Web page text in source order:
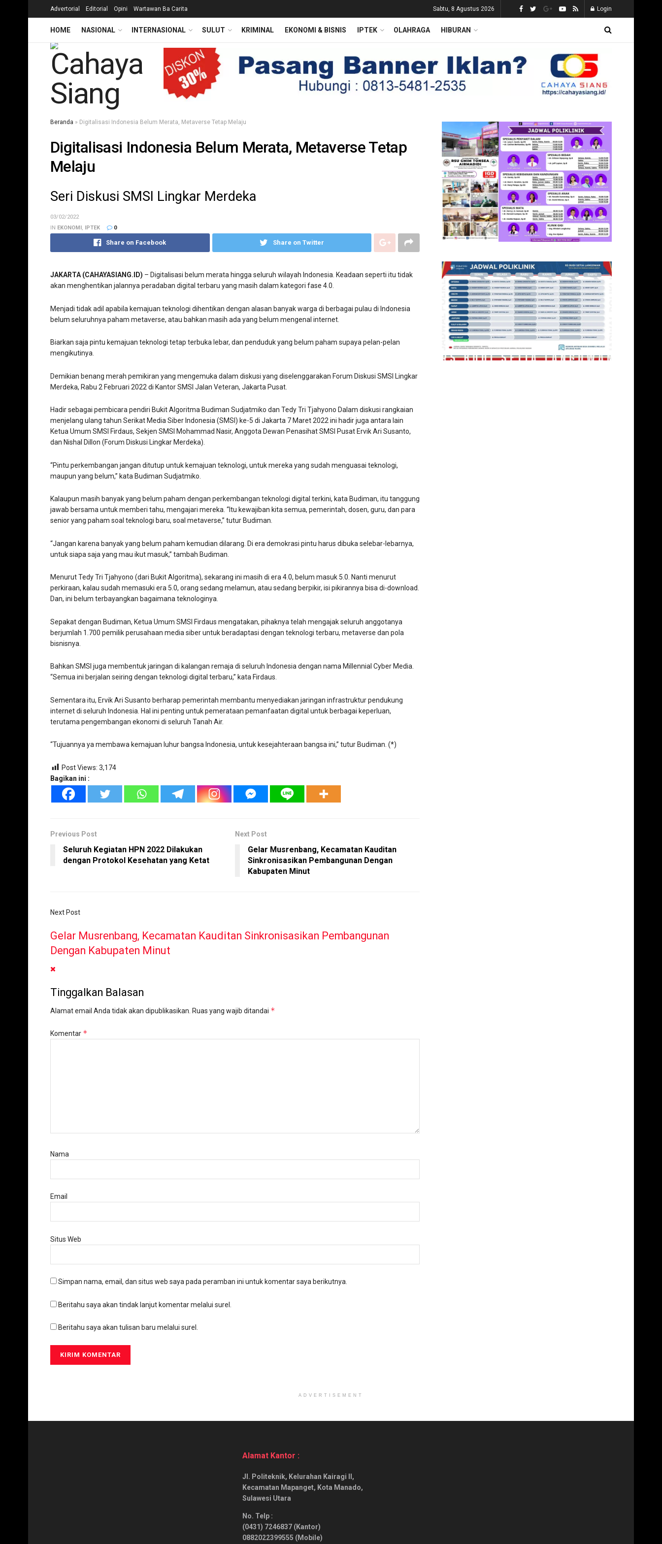
Advertorial Editorial Opini Wartawan Ba Carita Sabtu, 8 Agustus 2026 Login
HOME NASIONAL INTERNASIONAL SULUT KRIMINAL EKONOMI & BISNIS IPTEK OLAHRAGA HIBURAN
Beranda » Digitalisasi Indonesia Belum Merata, Metaverse Tetap Melaju
Digitalisasi Indonesia Belum Merata, Metaverse Tetap
Melaju
Seri Diskusi SMSI Lingkar Merdeka
03/02/2022
IN EKONOMI , IPTEK 0
Share on Facebook Share on Twitter
JAKARTA (CAHAYASIANG.ID) – Digitalisasi belum merata hingga seluruh wilayah Indonesia. Keadaan seperti itu tidak
akan menghentikan jalannya peradaban digital terbaru yang masih dalam kategori fase 4.0.
Menjadi tidak adil apabila kemajuan teknologi dihentikan dengan alasan banyak warga di berbagai pulau di Indonesia
belum seluruhnya paham metaverse, atau bahkan masih ada yang belum mengenal internet.
Biarkan saja pintu kemajuan teknologi tetap terbuka lebar, dan penduduk yang belum paham supaya pelan-pelan
mengikutinya.
Demikian benang merah pemikiran yang mengemuka dalam diskusi yang diselenggarakan Forum Diskusi SMSI Lingkar
Merdeka, Rabu 2 Februari 2022 di Kantor SMSI Jalan Veteran, Jakarta Pusat.
Hadir sebagai pembicara pendiri Bukit Algoritma Budiman Sudjatmiko dan Tedy Tri Tjahyono Dalam diskusi rangkaian
menjelang ulang tahun Serikat Media Siber Indonesia (SMSI) ke-5 di Jakarta 7 Maret 2022 ini hadir juga antara lain
Ketua Umum SMSI Firdaus, Sekjen SMSI Mohammad Nasir, Anggota Dewan Penasihat SMSI Pusat Ervik Ari Susanto,
dan Nishal Dillon (Forum Diskusi Lingkar Merdeka).
“Pintu perkembangan jangan ditutup untuk kemajuan teknologi, untuk mereka yang sudah menguasai teknologi,
maupun yang belum,” kata Budiman Sudjatmiko.
Kalaupun masih banyak yang belum paham dengan perkembangan teknologi digital terkini, kata Budiman, itu tanggung
jawab bersama untuk memberi tahu, mengajari mereka. “Itu kewajiban kita semua, pemerintah, dosen, guru, dan para
senior yang paham soal teknologi baru, soal metaverse,” tutur Budiman.
“Jangan karena banyak yang belum paham kemudian dilarang. Di era demokrasi pintu harus dibuka selebar-lebarnya,
untuk siapa saja yang mau ikut masuk,” tambah Budiman.
Menurut Tedy Tri Tjahyono (dari Bukit Algoritma), sekarang ini masih di era 4.0, belum masuk 5.0. Nanti menurut
perkiraan, kalau sudah memasuki era 5.0, orang sedang melamun, atau sedang berpikir, isi pikirannya bisa di-download.
Dan, ini belum terbayangkan bagaimana teknologinya.
Sepakat dengan Budiman, Ketua Umum SMSI Firdaus mengatakan, pihaknya telah mengajak seluruh anggotanya
berjumlah 1.700 pemilik perusahaan media siber untuk beradaptasi dengan teknologi terbaru, metaverse dan pola
bisnisnya.
Bahkan SMSI juga membentuk jaringan di kalangan remaja di seluruh Indonesia dengan nama Millennial Cyber Media.
“Semua ini berjalan seiring dengan teknologi digital terbaru,” kata Firdaus.
Sementara itu, Ervik Ari Susanto berharap pemerintah membantu menyediakan jaringan infrastruktur pendukung
internet di seluruh Indonesia. Hal ini penting untuk pemerataan pemanfaatan digital untuk berbagai keperluan,
terutama pengembangan ekonomi di seluruh Tanah Air.
“Tujuannya ya membawa kemajuan luhur bangsa Indonesia, untuk kesejahteraan bangsa ini,” tutur Budiman. (*)
Post Views: 3,174
Bagikan ini :
Previous Post
Seluruh Kegiatan HPN 2022 Dilakukan
dengan Protokol Kesehatan yang Ketat
Next Post
Gelar Musrenbang, Kecamatan Kauditan
Sinkronisasikan Pembangunan Dengan
Kabupaten Minut
Next Post
Gelar Musrenbang, Kecamatan Kauditan Sinkronisasikan Pembangunan
Dengan Kabupaten Minut
Tinggalkan Balasan
Alamat email Anda tidak akan dipublikasikan. Ruas yang wajib ditandai *
Komentar *
Nama
Email
Situs Web
Simpan nama, email, dan situs web saya pada peramban ini untuk komentar saya berikutnya.
Beritahu saya akan tindak lanjut komentar melalui surel.
Beritahu saya akan tulisan baru melalui surel.
ADVERTISEMENT
Alamat Kantor :
Jl. Politeknik, Kelurahan Kairagi II,
Kecamatan Mapanget, Kota Manado,
Sulawesi Utara
No. Telp :
(0431) 7246837 (Kantor)
0882022399555 (Mobile)